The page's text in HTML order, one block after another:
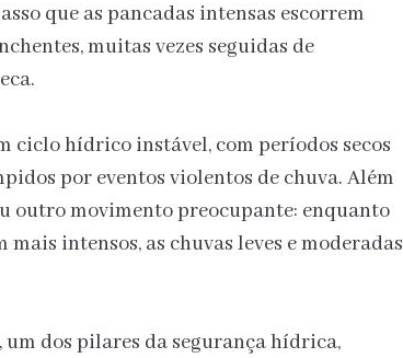
que as pancadas intensas escorrem
muitas vezes seguidas de
ciclo hídrico instável, com períodos secos
por eventos violentos de chuva. Além
outro movimento preocupante: enquanto
mais intensos, as chuvas leves e moderadas
dos pilares da segurança hídrica,